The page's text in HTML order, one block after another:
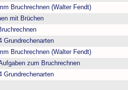
Bruchrechnen (Walter Fendt)
mit Brüchen
Grundrechenarten
Bruchrechnen (Walter Fendt)
zum Bruchrechnen
Grundrechenarten